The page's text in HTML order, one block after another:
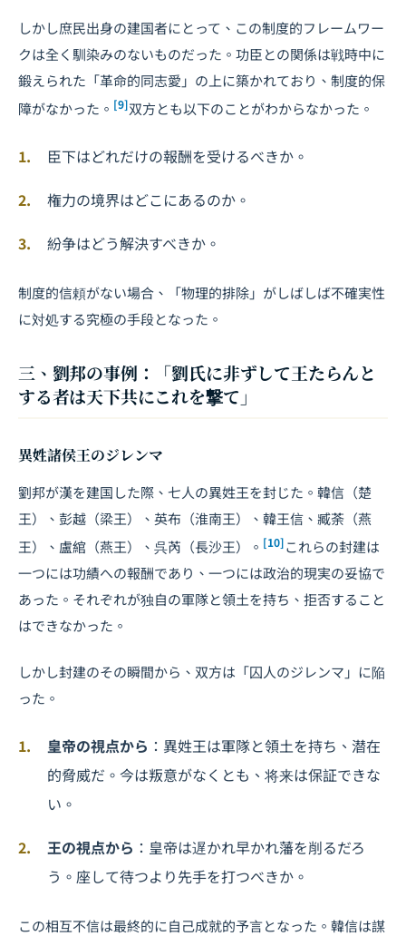
しかし庶民出身の建国者にとって、この制度的フレームワー
クは全く馴染みのないものだった。功臣との関係は戦時中に
鍛えられた「革命的同志愛」の上に築かれており、制度的保
障がなかった。 [9]双方とも以下のことがわからなかった。
臣下はどれだけの報酬を受けるべきか。
権力の境界はどこにあるのか。
紛争はどう解決すべきか。
制度的信頼がない場合、「物理的排除」がしばしば不確実性
に対処する究極の手段となった。
三、劉邦の事例：「劉氏に非ずして王たらんと
する者は天下共にこれを撃て」
異姓諸侯王のジレンマ
劉邦が漢を建国した際、七人の異姓王を封じた。韓信（楚
王）、彭越（梁王）、英布（淮南王）、韓王信、臧荼（燕
王）、盧綰（燕王）、呉芮（長沙王）。 [10]これらの封建は
一つには功績への報酬であり、一つには政治的現実の妥協で
あった。それぞれが独自の軍隊と領土を持ち、拒否すること
はできなかった。
しかし封建のその瞬間から、双方は「囚人のジレンマ」に陥
った。
皇帝の視点から ：異姓王は軍隊と領土を持ち、潜在
的脅威だ。今は叛意がなくとも、将来は保証できな
い。
王の視点から ：皇帝は遅かれ早かれ藩を削るだろ
う。座して待つより先手を打つべきか。
この相互不信は最終的に自己成就的予言となった。韓信は謀